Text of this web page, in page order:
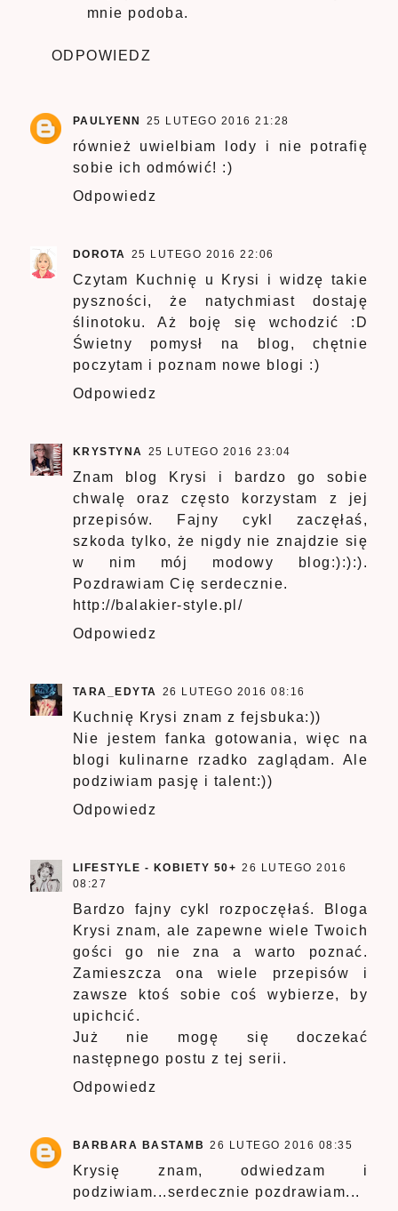
mnie podoba.
ODPOWIEDZ
PAULYENN 25 LUTEGO 2016 21:28
również uwielbiam lody i nie potrafię
sobie ich odmówić! :)
Odpowiedz
DOROTA 25 LUTEGO 2016 22:06
Czytam Kuchnię u Krysi i widzę takie
pyszności, że natychmiast dostaję
ślinotoku. Aż boję się wchodzić :D
Świetny pomysł na blog, chętnie
poczytam i poznam nowe blogi :)
Odpowiedz
KRYSTYNA 25 LUTEGO 2016 23:04
Znam blog Krysi i bardzo go sobie
chwalę oraz często korzystam z jej
przepisów. Fajny cykl zaczęłaś,
szkoda tylko, że nigdy nie znajdzie się
w nim mój modowy blog:):):).
Pozdrawiam Cię serdecznie.
http://balakier-style.pl/
Odpowiedz
TARA_EDYTA 26 LUTEGO 2016 08:16
Kuchnię Krysi znam z fejsbuka:))
Nie jestem fanka gotowania, więc na
blogi kulinarne rzadko zaglądam. Ale
podziwiam pasję i talent:))
Odpowiedz
LIFESTYLE - KOBIETY 50+ 26 LUTEGO 2016
08:27
Bardzo fajny cykl rozpoczęłaś. Bloga
Krysi znam, ale zapewne wiele Twoich
gości go nie zna a warto poznać.
Zamieszcza ona wiele przepisów i
zawsze ktoś sobie coś wybierze, by
upichcić.
Już nie mogę się doczekać
następnego postu z tej serii.
Odpowiedz
BARBARA BASTAMB 26 LUTEGO 2016 08:35
Krysię znam, odwiedzam i
podziwiam...serdecznie pozdrawiam...